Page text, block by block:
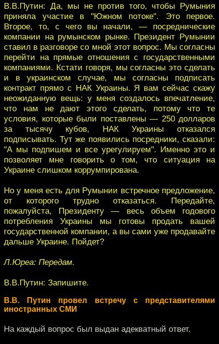
В.В.Путин: Да, мы не против того, чтобы Румыния
приняла участие в "Южном потоке". Это первое.
Второе, то, с чего вы начали, — посреднические
компании на румынском рынке. Президент Румынии
ставил в разговоре со мной этот вопрос. Мы согласны
перейти на прямые отношения с государственными
компаниями. Кстати говоря, мы согласны это сделать
и в украинском случае, мы согласны подписать
контракт прямо с НАК Украины. Я вам сейчас скажу
неожиданную вещь: у меня создалось впечатление,
что нам не дают этого сделать, потому что те
условия, которые были поставлены — 250 долларов
за тысячу кубов, НАК Украины отказался
подписывать. Тут же появились посредники, сказали:
"А мы подпишем и все урегулируем". Именно это и
позволяет мне говорить о том, что ситуация на
Украине слишком коррумпирована.
Но у меня есть для Румынии встречное предложение,
от которого трудно отказаться. Передайте,
пожалуйста, Президенту — весь объем годового
потребления Украины мы готовы продать вашей
государственной компании, а вы сами уже продавайте
дальше Украине. Пойдет?
Л.Юреа: Передам.
В.В.Путин: Запишите.
В.В. Путин провел встречу с представителями
иностранных СМИ
На каждый вопрос был выдан адекватный ответ.